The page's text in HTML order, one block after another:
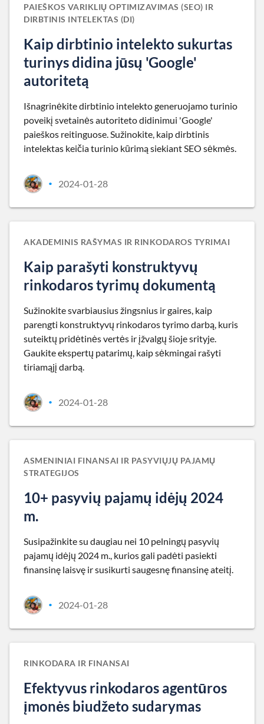
PAIEŠKOS VARIKLIŲ OPTIMIZAVIMAS (SEO) IR
DIRBTINIS INTELEKTAS (DI)
Kaip dirbtinio intelekto sukurtas
turinys didina jūsų 'Google'
autoritetą
Išnagrinėkite dirbtinio intelekto generuojamo turinio
poveikį svetainės autoriteto didinimui 'Google'
paieškos reitinguose. Sužinokite, kaip dirbtinis
intelektas keičia turinio kūrimą siekiant SEO sėkmės.
• 2024-01-28
AKADEMINIS RAŠYMAS IR RINKODAROS TYRIMAI
Kaip parašyti konstruktyvų
rinkodaros tyrimų dokumentą
Sužinokite svarbiausius žingsnius ir gaires, kaip
parengti konstruktyvų rinkodaros tyrimo darbą, kuris
suteiktų pridėtinės vertės ir įžvalgų šioje srityje.
Gaukite ekspertų patarimų, kaip sėkmingai rašyti
tiriamąjį darbą.
• 2024-01-28
ASMENINIAI FINANSAI IR PASYVIŲJŲ PAJAMŲ
STRATEGIJOS
10+ pasyvių pajamų idėjų 2024
m.
Susipažinkite su daugiau nei 10 pelningų pasyvių
pajamų idėjų 2024 m., kurios gali padėti pasiekti
finansinę laisvę ir susikurti saugesnę finansinę ateitį.
• 2024-01-28
RINKODARA IR FINANSAI
Efektyvus rinkodaros agentūros
įmonės biudžeto sudarymas